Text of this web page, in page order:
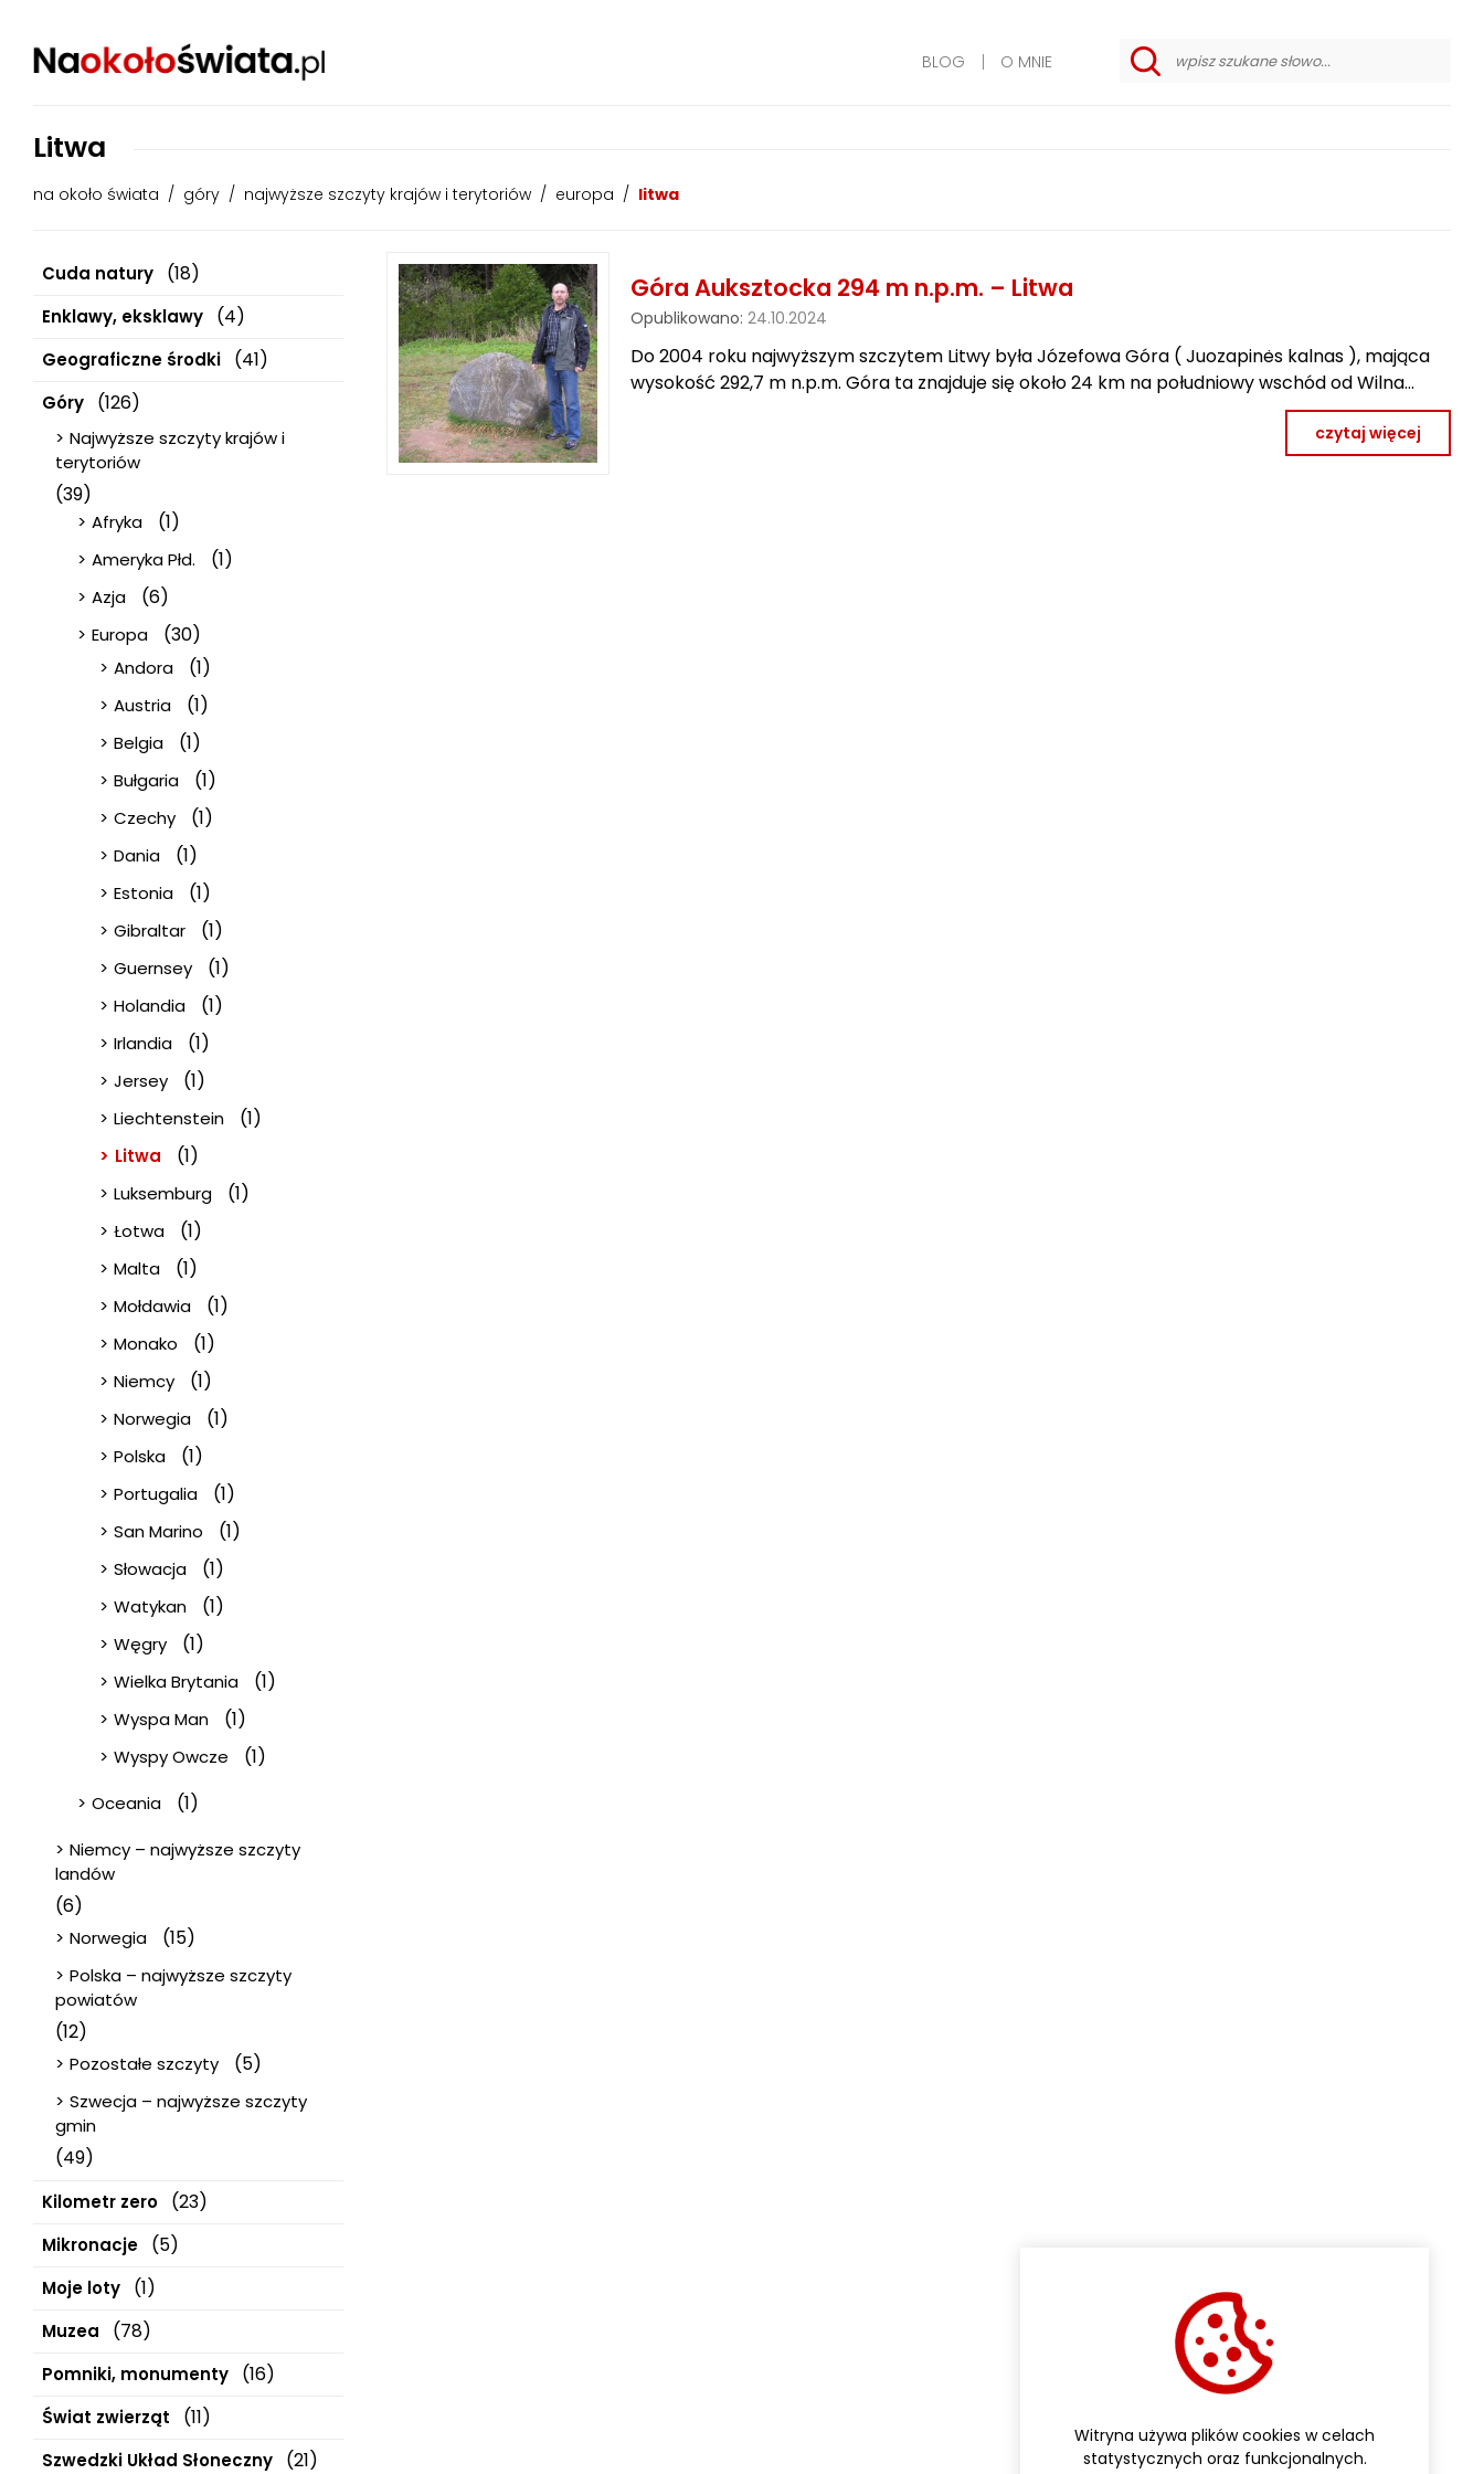
BLOG O MNIE
o
a
Litwa
na około świata / góry / najwyższe szczyty krajów i terytoriów / europa / litwa
Cuda natury (18)
Enklawy, eksklawy (4)
Geograficzne środki (41)
Góry (126)
Najwyższe szczyty krajów i
terytoriów
(39)
Afryka (1)
Ameryka Płd. (1)
Azja (6)
Europa (30)
Andora (1)
Austria (1)
Belgia (1)
Bułgaria (1)
Czechy (1)
Dania (1)
Estonia (1)
Gibraltar (1)
Guernsey (1)
Holandia (1)
Irlandia (1)
Jersey (1)
Liechtenstein (1)
Litwa (1)
Luksemburg (1)
Łotwa (1)
Malta (1)
Mołdawia (1)
Monako (1)
Niemcy (1)
Norwegia (1)
Polska (1)
Portugalia (1)
San Marino (1)
Słowacja (1)
Watykan (1)
Węgry (1)
Wielka Brytania (1)
Wyspa Man (1)
Wyspy Owcze (1)
Oceania (1)
Niemcy – najwyższe szczyty
landów
(6)
Norwegia (15)
Polska – najwyższe szczyty
powiatów
(12)
Pozostałe szczyty (5)
Szwecja – najwyższe szczyty
gmin
(49)
Kilometr zero (23)
Mikronacje (5)
Moje loty (1)
Muzea (78)
Pomniki, monumenty (16)
Świat zwierząt (11)
Szwedzki Układ Słoneczny (21)
Góra Auksztocka 294 m n.p.m. – Litwa
Opublikowano: 24.10.2024
Do 2004 roku najwyższym szczytem Litwy była Józefowa Góra ( Juozapinės kalnas ), mająca
wysokość 292,7 m n.p.m. Góra ta znajduje się około 24 km na południowy wschód od Wilna…
czytaj więcej
Witryna używa plików cookies w celach
statystycznych oraz funkcjonalnych.